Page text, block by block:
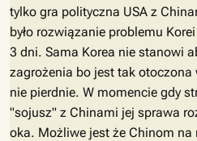
tylko gra polityczna USA z
było rozwiązanie problemu
3 dni. Sama Korea nie stanowi
zagrożenia bo jest tak
nie pierdnie. W momencie gdy
"sojusz" z Chinami jej sprawa
oka. Możliwe jest że Chinom na